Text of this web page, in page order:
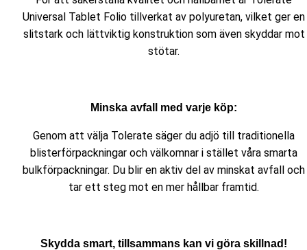
Universal Tablet Folio tillverkat av polyuretan, vilket ger en
slitstark och lättviktig konstruktion som även skyddar mot
stötar.
Minska avfall med varje köp:
Genom att välja Tolerate säger du adjö till traditionella
blisterförpackningar och välkomnar i stället våra smarta
bulkförpackningar. Du blir en aktiv del av minskat avfall och
tar ett steg mot en mer hållbar framtid.
Skydda smart, tillsammans kan vi göra skillnad!